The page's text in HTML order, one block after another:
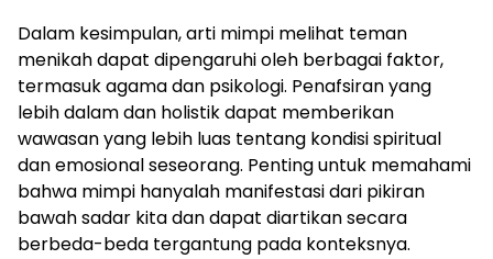
Dalam kesimpulan, arti mimpi melihat teman
menikah dapat dipengaruhi oleh berbagai faktor,
termasuk agama dan psikologi. Penafsiran yang
lebih dalam dan holistik dapat memberikan
wawasan yang lebih luas tentang kondisi spiritual
dan emosional seseorang. Penting untuk memahami
bahwa mimpi hanyalah manifestasi dari pikiran
bawah sadar kita dan dapat diartikan secara
berbeda-beda tergantung pada konteksnya.